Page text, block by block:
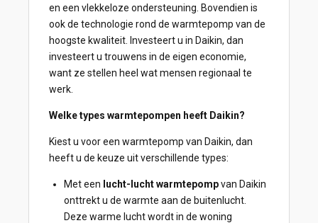
en een vlekkeloze ondersteuning. Bovendien is
ook de technologie rond de warmtepomp van de
hoogste kwaliteit. Investeert u in Daikin, dan
investeert u trouwens in de eigen economie,
want ze stellen heel wat mensen regionaal te
werk.
Welke types warmtepompen heeft Daikin?
Kiest u voor een warmtepomp van Daikin, dan
heeft u de keuze uit verschillende types:
Met een lucht-lucht warmtepompvan Daikin
onttrekt u de warmte aan de buitenlucht.
Deze warme lucht wordt in de woning